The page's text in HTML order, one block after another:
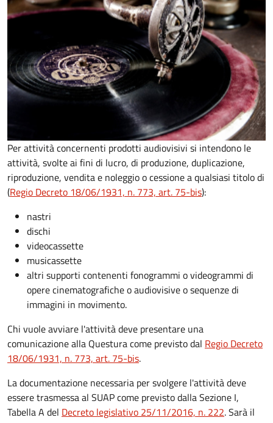
Per attività concernenti prodotti audiovisivi si intendono le
attività, svolte ai fini di lucro, di produzione, duplicazione,
riproduzione, vendita e noleggio o cessione a qualsiasi titolo di
(Regio Decreto 18/06/1931, n. 773, art. 75-bis):
nastri
dischi
videocassette
musicassette
altri supporti contenenti fonogrammi o videogrammi di
opere cinematografiche o audiovisive o sequenze di
immagini in movimento.
Chi vuole avviare l'attività deve presentare una
comunicazione alla Questura come previsto dal Regio Decreto
18/06/1931, n. 773, art. 75-bis.
La documentazione necessaria per svolgere l'attività deve
essere trasmessa al SUAP come previsto dalla Sezione I,
Tabella A del Decreto legislativo 25/11/2016, n. 222. Sarà il